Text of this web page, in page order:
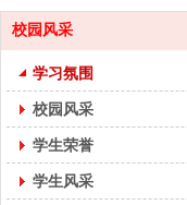
校园风采
学习氛围
校园风采
学生荣誉
学生风采